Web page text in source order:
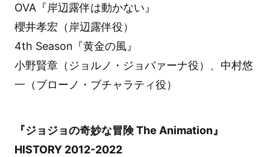
OVA『岸辺露伴は動かない』
櫻井孝宏（岸辺露伴役）
4th Season『黄金の風』
小野賢章（ジョルノ・ジョバァーナ役）、中村悠
一（ブローノ・ブチャラティ役）
『ジョジョの奇妙な冒険 The Animation』
HISTORY 2012-2022